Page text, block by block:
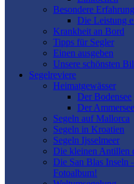
Besondere
Die Leistung
Krankheit an Bord
Tipps für Segler
Einen ausgeben
Unsere schönsten
Segelreviere
Heimatgewässer
Der Bodensee
Der Ammersee
Segeln auf Mallorca
Segeln in Kroatien
Segeln Ijsselmeer
Die kleinen Antillen
Die San Blas Inseln
Fotoalbum!